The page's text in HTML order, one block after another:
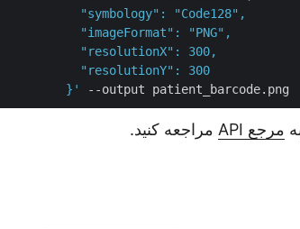
         }'
مرجع API مراجعه کنید.